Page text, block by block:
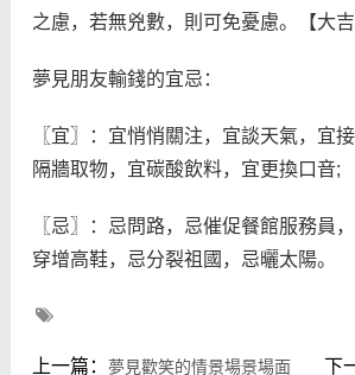
之慮，若無兇數，則可免憂慮。【大吉
夢見朋友輸錢的宜忌：
〖宜〗：宜悄悄關注，宜談天氣，宜
隔牆取物，宜碳酸飲料，宜更換口音;
〖忌〗：忌問路，忌催促餐館服務員
穿增高鞋，忌分裂祖國，忌曬太陽。
上一篇： 夢見歡笑的情景場景場面 下